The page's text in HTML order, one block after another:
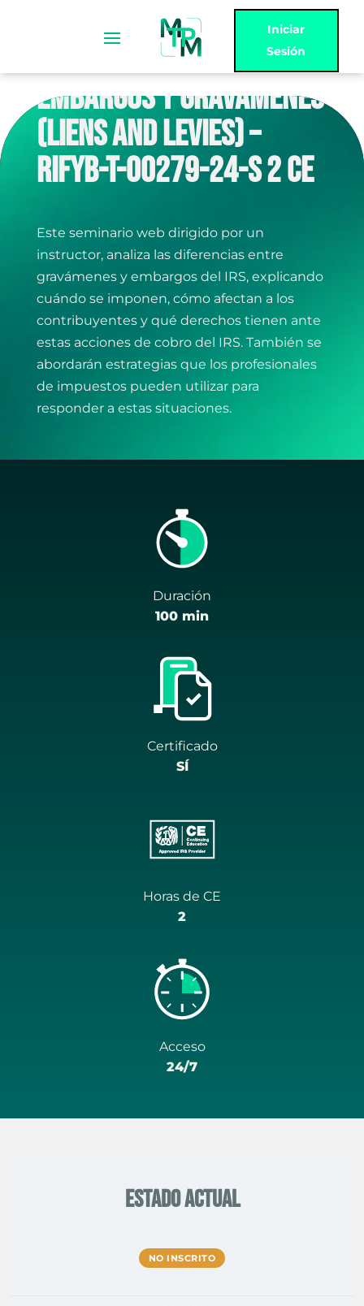
Iniciar
Sesión
EMBARGOS Y GRAVÁMENES
(LIENS AND LEVIES) –
RIFYB-T-00279-24-S 2 CE
Este seminario web dirigido por un
instructor, analiza las diferencias entre
gravámenes y embargos del IRS, explicando
cuándo se imponen, cómo afectan a los
contribuyentes y qué derechos tienen ante
estas acciones de cobro del IRS. También se
abordarán estrategias que los profesionales
de impuestos pueden utilizar para
responder a estas situaciones.
Duración
100 min
Certificado
SÍ
Horas de CE
2
Acceso
24/7
ESTADO ACTUAL
NO INSCRITO